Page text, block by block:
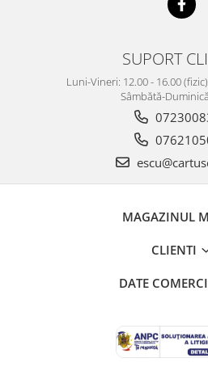
SUPORT
Luni-Vineri: 12.00 - 16.00
Sâmbătă-
MAGAZINUL
CLIENTI
DATE